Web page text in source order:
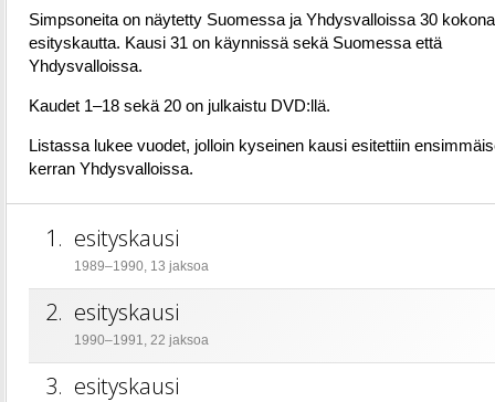
Simpsoneita on näytetty Suomessa ja Yhdysvalloissa 30
esityskautta. Kausi 31 on käynnissä sekä Suomessa että
Yhdysvalloissa.
Kaudet 1–18 sekä 20 on julkaistu DVD:llä.
Listassa lukee vuodet, jolloin kyseinen kausi esitettiin
kerran Yhdysvalloissa.
1. esityskausi
1989–1990, 13 jaksoa
2. esityskausi
1990–1991, 22 jaksoa
3. esityskausi